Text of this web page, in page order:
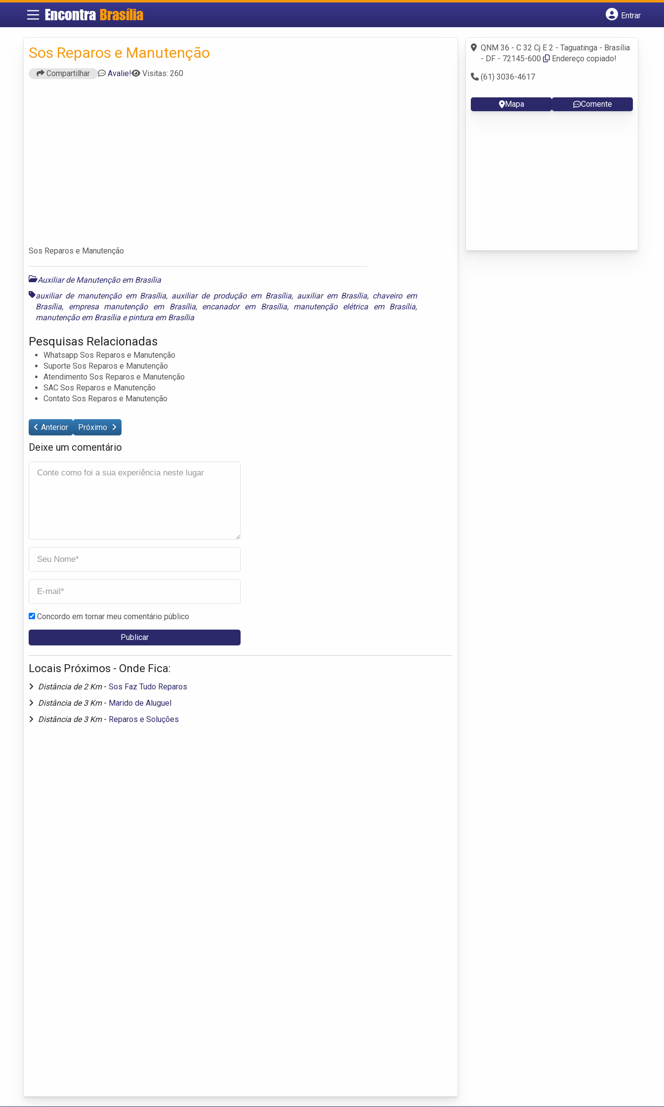
Encontra Brasília
Entrar
Fazer login
Criar conta
Sos Reparos e Manutenção
Compartilhar Avalie! Visitas: 260
Sos Reparos e Manutenção
Auxiliar de Manutenção em Brasília
auxiliar de manutenção em Brasília, auxiliar de produção em Brasília, auxiliar em Brasília, chaveiro em
Brasília, empresa manutenção em Brasília, encanador em Brasília, manutenção elétrica em Brasília,
manutenção em Brasília epintura em Brasília
Pesquisas Relacionadas
Whatsapp Sos Reparos e Manutenção
Suporte Sos Reparos e Manutenção
Atendimento Sos Reparos e Manutenção
SAC Sos Reparos e Manutenção
Contato Sos Reparos e Manutenção
Anterior Próximo
Deixe um comentário
Concordo em tornar meu comentário público
Locais Próximos - Onde Fica:
Distância de 2 Km - Sos Faz Tudo Reparos
Distância de 3 Km - Marido de Aluguel
Distância de 3 Km - Reparos e Soluções
QNM 36 - C 32 Cj E 2 - Taguatinga - Brasília
- DF - 72145-600
Endereço copiado!
(61) 3036-4617
Mapa Comente